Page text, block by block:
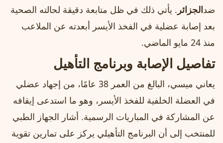
ضدالجزائر . يأتي ذلك في ظل متابعة دقيقة لحالته الصحية
بعد إصابة عضلية في الفخذ الأيسر أبعدته عن الملاعب
منذ 24 مايو الماضي.
تفاصيل الإصابة وبرنامج التأهيل
يعاني ميسي، البالغ من العمر 38 عامًا، من إجهاد عضلي
في العضلة الخلفية للفخذ الأيسر، وهو ما استدعى إيقافه
عن المشاركة في المباريات الرسمية. أشار الجهاز الطبي
للمنتخب إلى أن البرنامج التأهيلي يركز على تمارين تقوية